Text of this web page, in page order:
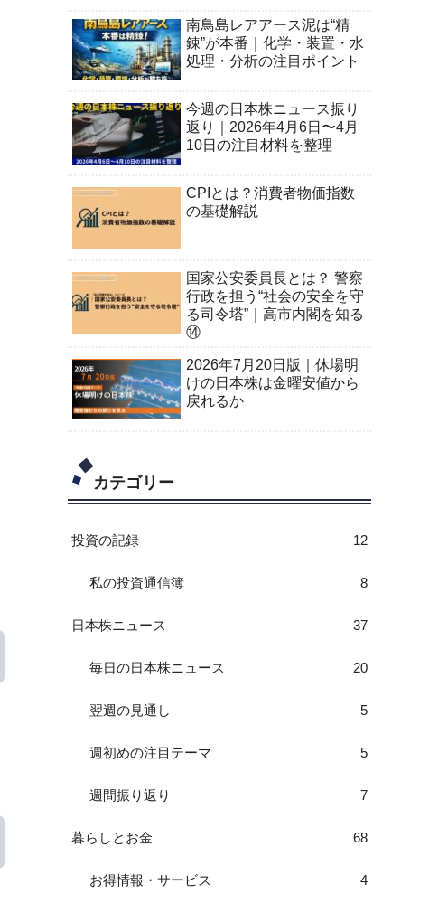
南鳥島レアアース泥は“精
錬”が本番｜化学・装置・水
処理・分析の注目ポイント
今週の日本株ニュース振り
返り｜2026年4月6日〜4月
10日の注目材料を整理
CPIとは？消費者物価指数
の基礎解説
国家公安委員長とは？ 警察
行政を担う“社会の安全を守
る司令塔”｜高市内閣を知る
⑭
2026年7月20日版｜休場明
けの日本株は金曜安値から
戻れるか
カテゴリー
投資の記録 12
私の投資通信簿 8
日本株ニュース 37
毎日の日本株ニュース 20
翌週の見通し 5
週初めの注目テーマ 5
週間振り返り 7
暮らしとお金 68
お得情報・サービス 4